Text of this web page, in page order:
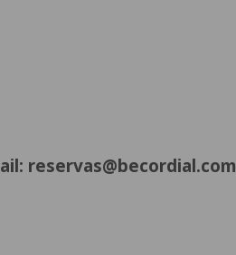
reservas@becordial.com